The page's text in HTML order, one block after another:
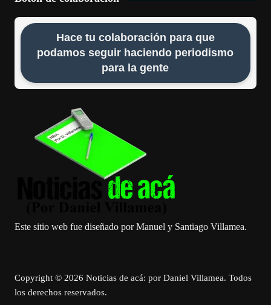
Hace tu colaboración para que
podamos seguir haciendo periodismo
para la gente
Este sitio web fue diseñado por Manuel y Santiago Villamea.
Copyright © 2026 Noticias de acá: por Daniel Villamea. Todos
los derechos reservados.